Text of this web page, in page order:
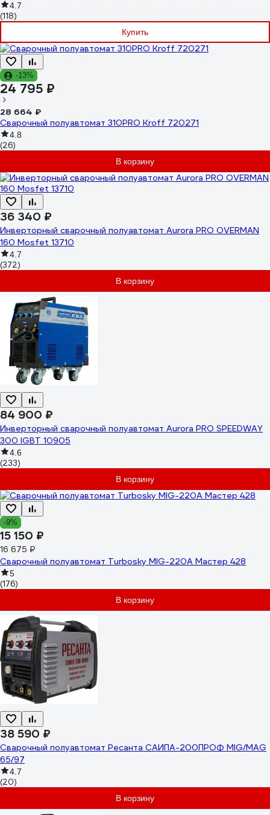
4.7
(118)
Купить
-13%
24 795 ₽
28 664 ₽
Сварочный полуавтомат 310PRO Kroff 720271
4.8
(26)
В корзину
36 340 ₽
Инверторный сварочный полуавтомат Aurora PRO OVERMAN
160 Mosfet 13710
4.7
(372)
В корзину
84 900 ₽
Инверторный сварочный полуавтомат Aurora PRO SPEEDWAY
300 IGBT 10905
4.6
(233)
В корзину
-9%
15 150 ₽
16 675 ₽
Сварочный полуавтомат Turbosky MIG-220А Мастер 428
5
(176)
В корзину
38 590 ₽
Сварочный полуавтомат Ресанта САИПА-200ПРОФ MIG/MAG
65/97
4.7
(20)
В корзину